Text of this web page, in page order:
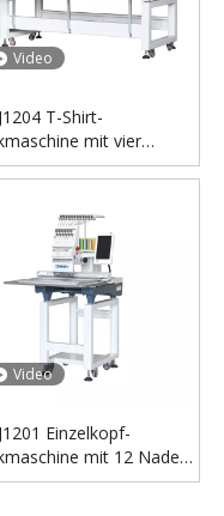
Video
T-Shirt-
mit vier
und 12 Nadeln
Video
Einzelkopf-
mit 12 Nadeln